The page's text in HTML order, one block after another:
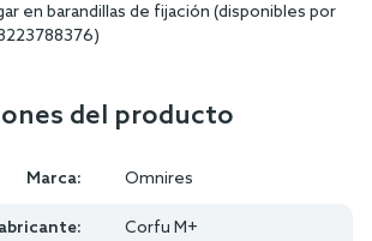
en barandillas de fijación (disponibles por
del producto
Marca: Omnires
Corfu M+